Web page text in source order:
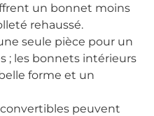
un bonnet moins
rehaussé.
seule pièce pour un
; les bonnets intérieurs
forme et un
peuvent